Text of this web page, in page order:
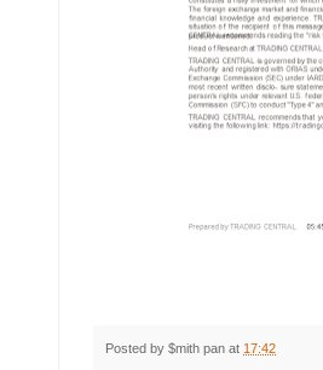
Posted by $mith pan at 17:42